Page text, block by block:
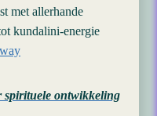
met allerhande
kundalini-energie
ontwikkeling